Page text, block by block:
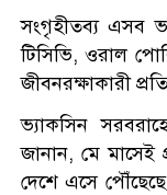
সংগৃহীতব্য এসব
টিসিভি, ওরাল
জীবনরক্ষাকারী
ভ্যাকসিন
জানান, মে মাসেই
দেশে এসে